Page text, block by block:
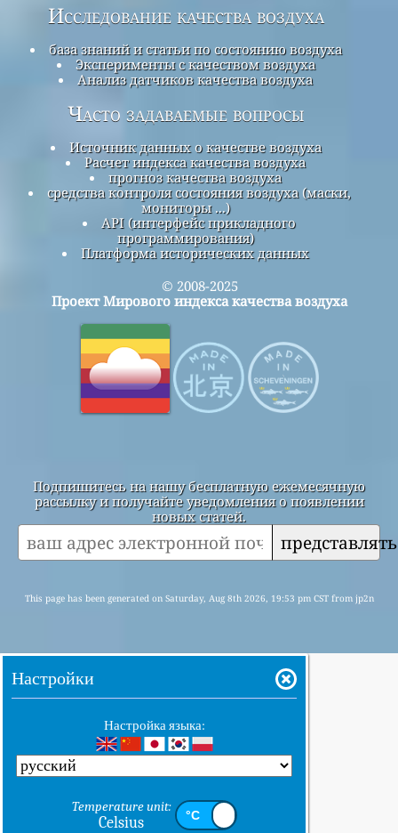
Исследование качества воздуха
база знаний и статьи по состоянию воздуха
Эксперименты с качеством воздуха
Анализ датчиков качества воздуха
Часто задаваемые вопросы
Источник данных о качестве воздуха
Расчет индекса качества воздуха
прогноз качества воздуха
средства контроля состояния воздуха (маски,
мониторы ...)
API (интерфейс прикладного
программирования)
Платформа исторических данных
© 2008-2025
Проект Мирового индекса качества воздуха
Подпишитесь на нашу бесплатную ежемесячную
рассылку и получайте уведомления о появлении
новых статей.
This page has been generated on Saturday, Aug 8th 2026, 19:53 pm CST from jp2n
Настройки
Настройка языка:
Temperature unit:
Celsius